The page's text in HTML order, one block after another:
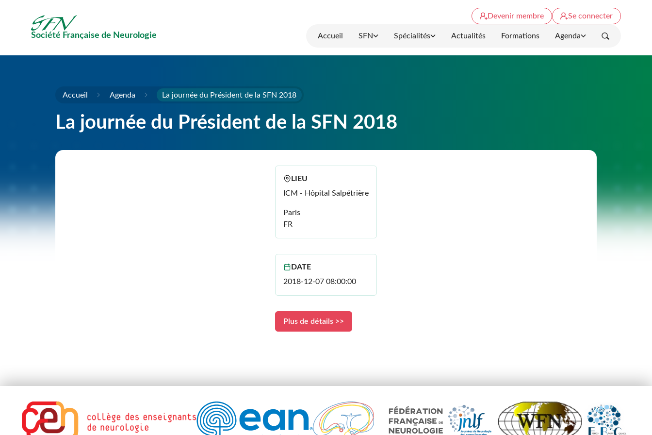
Société Française de Neurologie Accueil SFN Spécialités Actualités Formations Agenda
Rechercher
Devenir membre Se connecter
Accueil Agenda La journée du Président de la SFN 2018
La journée du Président de la SFN 2018
LIEU
ICM - Hôpital Salpétrière
Paris
FR
DATE
2018-12-07 08:00:00
Plus de détails >>